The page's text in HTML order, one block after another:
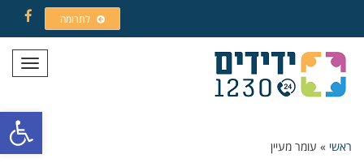
פתח
לתרומה
תפריט
ראשי » עומר מעיין